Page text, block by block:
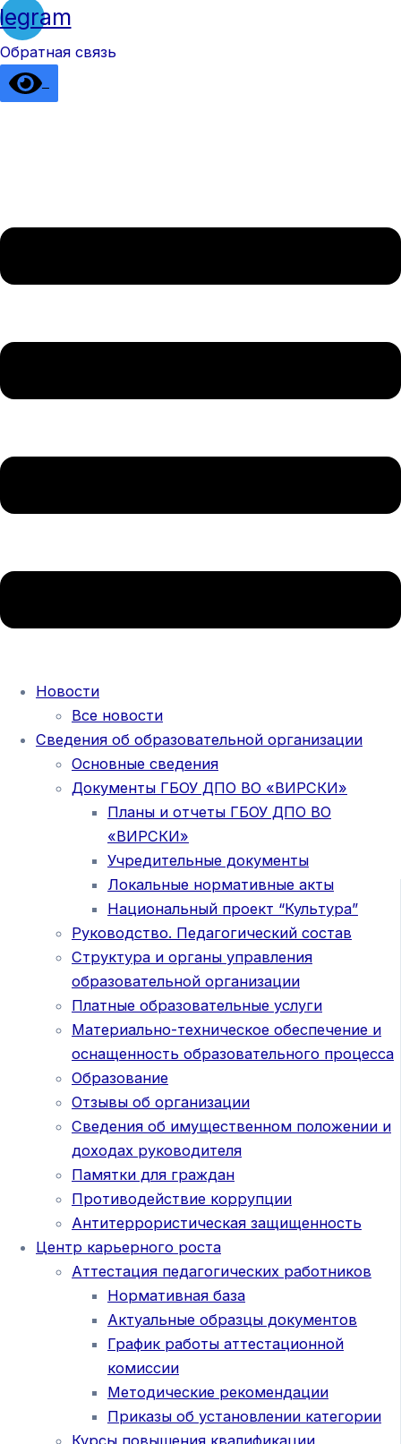
Обратная связь
Новости
Все новости
Сведения об образовательной организации
Основные сведения
Документы ГБОУ ДПО ВО «ВИРСКИ»
Планы и отчеты ГБОУ ДПО ВО
«ВИРСКИ»
Учредительные документы
Локальные нормативные акты
Национальный проект “Культура”
Руководство. Педагогический состав
Структура и органы управления
образовательной организации
Платные образовательные услуги
Материально-техническое обеспечение и
оснащенность образовательного процесса
Образование
Отзывы об организации
Сведения об имущественном положении и
доходах руководителя
Памятки для граждан
Противодействие коррупции
Антитеррористическая защищенность
Центр карьерного роста
Аттестация педагогических работников
Нормативная база
Актуальные образцы документов
График работы аттестационной
комиссии
Методические рекомендации
Приказы об установлении категории
Курсы повышения квалификации